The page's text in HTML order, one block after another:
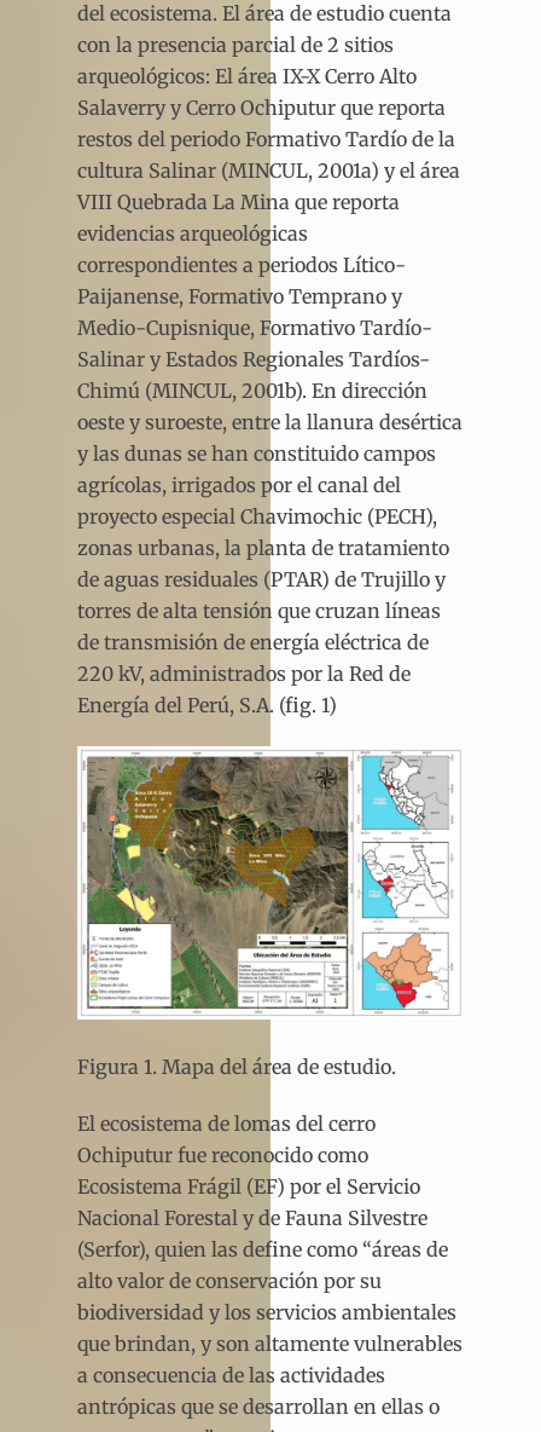
del ecosistema. El área de estudio cuenta
con la presencia parcial de 2 sitios
arqueológicos: El área IX-X Cerro Alto
Salaverry y Cerro Ochiputur que reporta
restos del periodo Formativo Tardío de la
cultura Salinar (MINCUL, 2001a) y el área
VIII Quebrada La Mina que reporta
evidencias arqueológicas
correspondientes a periodos Lítico-
Paijanense, Formativo Temprano y
Medio-Cupisnique, Formativo Tardío-
Salinar y Estados Regionales Tardíos-
Chimú (MINCUL, 2001b). En dirección
oeste y suroeste, entre la llanura desértica
y las dunas se han constituido campos
agrícolas, irrigados por el canal del
proyecto especial Chavimochic (PECH),
zonas urbanas, la planta de tratamiento
de aguas residuales (PTAR) de Trujillo y
torres de alta tensión que cruzan líneas
de transmisión de energía eléctrica de
220 kV, administrados por la Red de
Energía del Perú, S.A. (fig. 1)
Figura 1. Mapa del área de estudio.
El ecosistema de lomas del cerro
Ochiputur fue reconocido como
Ecosistema Frágil (EF) por el Servicio
Nacional Forestal y de Fauna Silvestre
(Serfor), quien las define como “áreas de
alto valor de conservación por su
biodiversidad y los servicios ambientales
que brindan, y son altamente vulnerables
a consecuencia de las actividades
antrópicas que se desarrollan en ellas o